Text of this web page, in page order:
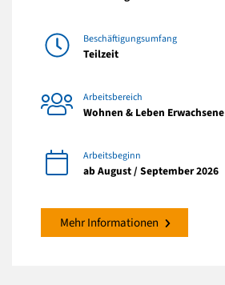
Beschäftigungsumfang
Teilzeit
Arbeitsbereich
Wohnen & Leben Erwachsene
Arbeitsbeginn
ab August / September 2026
Mehr Informationen